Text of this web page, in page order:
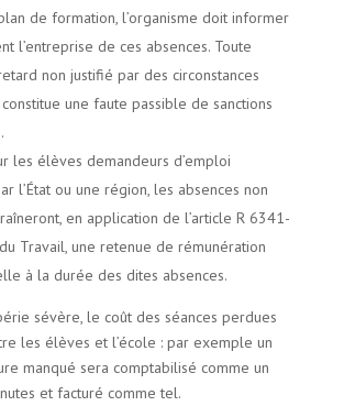
de formation, l’organisme doit informer
l’entreprise de ces absences. Toute
non justifié par des circonstances
une faute passible de sanctions
les élèves demandeurs d’emploi
l’État ou une région, les absences non
en application de l’article R 6341-
Travail, une retenue de rémunération
à la durée des dites absences.
sévère, le coût des séances perdues
les élèves et l’école : par exemple un
manqué sera comptabilisé comme un
et facturé comme tel.